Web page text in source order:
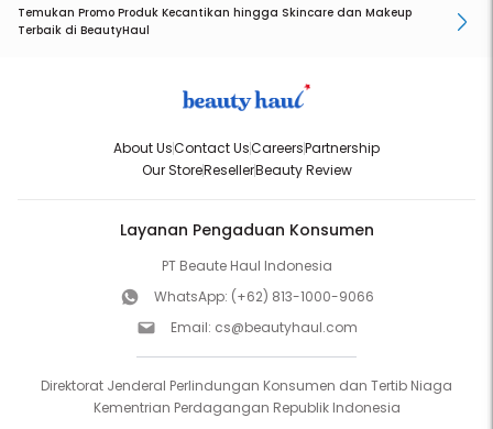
Temukan Promo Produk Kecantikan hingga Skincare dan Makeup
Terbaik di BeautyHaul
About UsContact UsCareersPartnership
Our StoreResellerBeauty Review
Layanan Pengaduan Konsumen
PT Beaute Haul Indonesia
WhatsApp: (+62) 813-1000-9066
Email: cs@beautyhaul.com
Direktorat Jenderal Perlindungan Konsumen dan Tertib Niaga
Kementrian Perdagangan Republik Indonesia